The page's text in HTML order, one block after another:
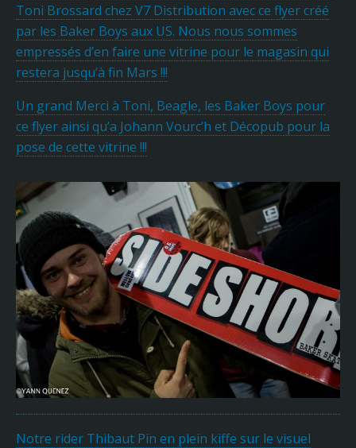
Toni Brossard chez V7 Distribution avec ce flyer créé
par les Baker Boys aux US. Nous nous sommes
empressés d’en faire une vitrine pour le magasin qui
restera jusqu’à fin Mars !!!
Un grand Merci à Toni, Beagle, les Baker Boys pour
ce flyer ainsi qu’a Johann Vourc’h et Décopub pour la
pose de cette vitrine !!!
Notre rider Thibaut Pin en plein kiffe sur le visuel